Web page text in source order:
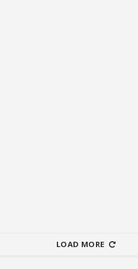
LOAD MORE